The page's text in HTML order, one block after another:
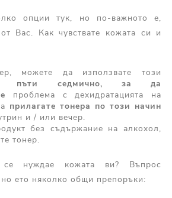
опции тук, но по-важното е,
Вас. Как чувствате кожата си и
можете да използвате този
пъти седмично, за да
проблема с дехидратацията на
прилагате тонера по този начин
и / или вечер.
без съдържание на алкохол,
тонер.
нуждае кожата ви? Въпрос
ето няколко общи препоръки: